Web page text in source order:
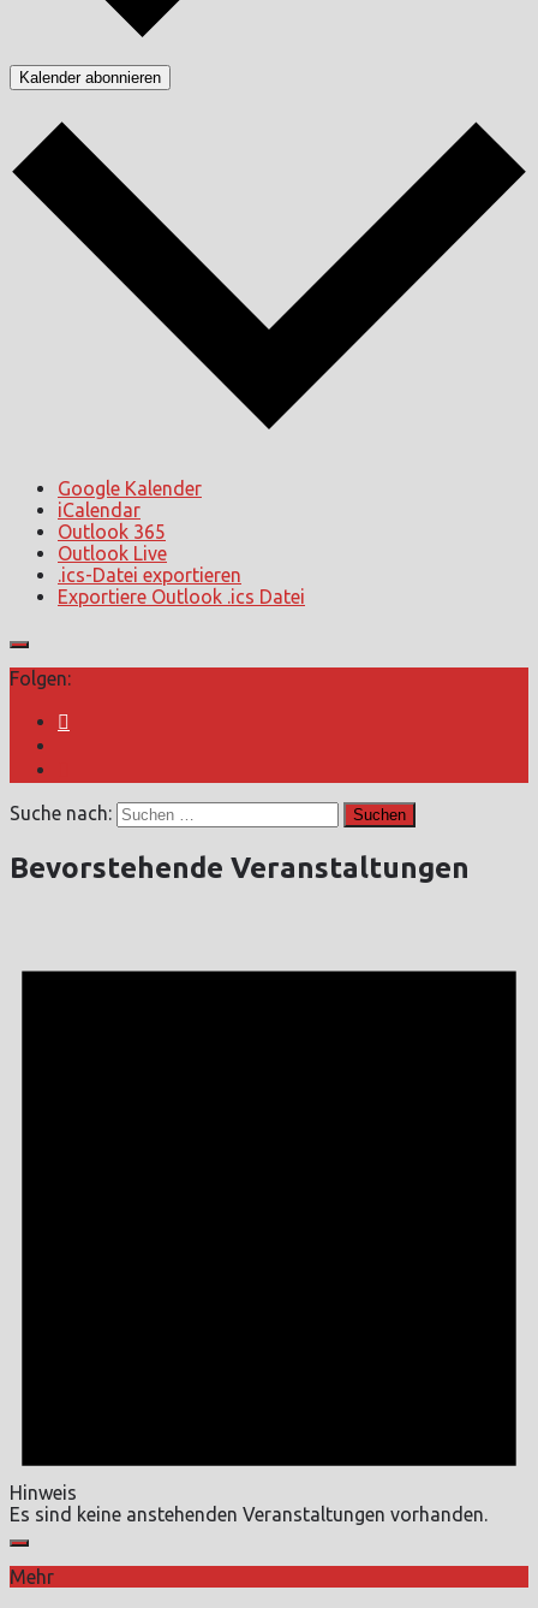
Kalender abonnieren
Google Kalender
iCalendar
Outlook 365
Outlook Live
.ics-Datei exportieren
Exportiere Outlook .ics Datei
Folgen:
Suche nach:
Bevorstehende Veranstaltungen
Hinweis
Es sind keine anstehenden Veranstaltungen vorhanden.
Mehr